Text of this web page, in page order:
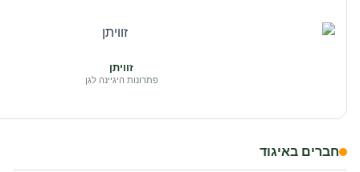
זוויתן
פתרונות היגיינה לגן
חברים באיגוד